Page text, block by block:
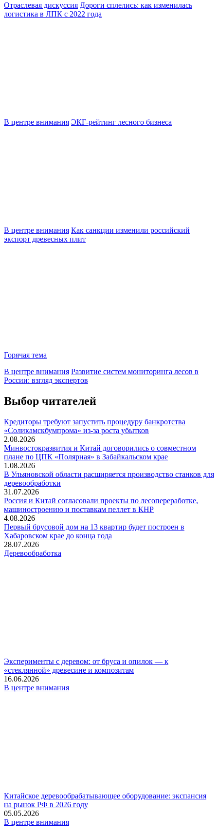
Отраслевая дискуссия Дороги сплелись: как изменилась
логистика в ЛПК с 2022 года
В центре внимания ЭКГ-рейтинг лесного бизнеса
В центре внимания Как санкции изменили российский
экспорт древесных плит
Горячая тема
В центре внимания Развитие систем мониторинга лесов в
России: взгляд экспертов
Выбор читателей
Кредиторы требуют запустить процедуру банкротства
«Соликамскбумпрома» из-за роста убытков
2.08.2026
Минвостокразвития и Китай договорились о совместном
плане по ЦПК «Полярная» в Забайкальском крае
1.08.2026
В Ульяновской области расширяется производство станков для
деревообработки
31.07.2026
Россия и Китай согласовали проекты по лесопереработке,
машиностроению и поставкам пеллет в КНР
4.08.2026
Первый брусовой дом на 13 квартир будет построен в
Хабаровском крае до конца года
28.07.2026
Деревообработка
Эксперименты с деревом: от бруса и опилок — к
«стеклянной» древесине и композитам
16.06.2026
В центре внимания
Китайское деревообрабатывающее оборудование: экспансия
на рынок РФ в 2026 году
05.05.2026
В центре внимания